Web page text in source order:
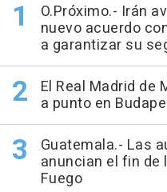
O.Próximo.- Irán
nuevo acuerdo
a garantizar su
El Real Madrid de
a punto en
Guatemala.- Las
anuncian el fin de
Fuego